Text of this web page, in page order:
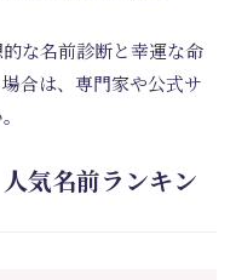
な名前診断と幸運な命
合は、専門家や公式サ
気名前ランキン